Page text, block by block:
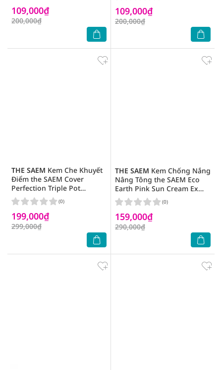
109,000₫
200,000₫
109,000₫
200,000₫
THE SAEM Kem Che Khuyết
Điểm the SAEM Cover
Perfection Triple Pot
Concealer 4.5gx3 .#01
Correct Beige
199,000₫
299,000₫
(0)
THE SAEM Kem Chống Nắng
Nâng Tông the SAEM Eco
Earth Pink Sun Cream Ex
SPF50+ PA++++ 50g
159,000₫
290,000₫
(0)